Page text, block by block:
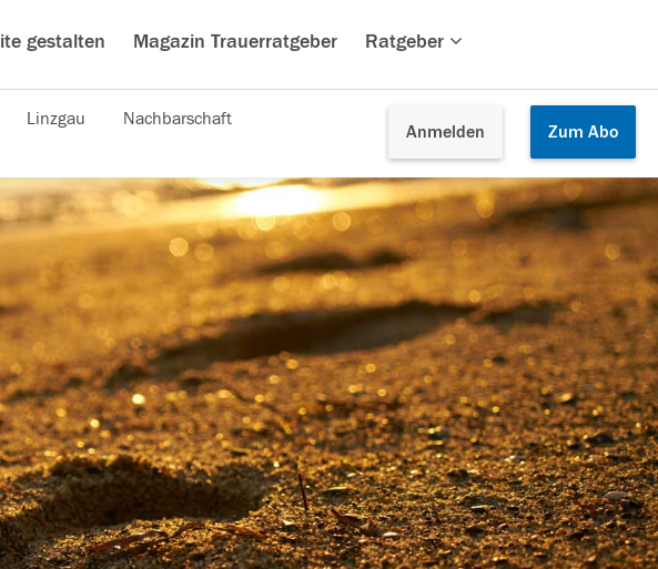
gestalten Magazin Trauerratgeber Ratgeber
Anmelden Zum Abo
Linzgau Nachbarschaft